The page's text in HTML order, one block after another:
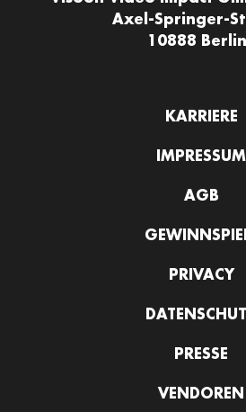
Axel-Springer-
10888 Berlin
KARRIERE
IMPRESSUM
AGB
PRIVACY
PRESSE
VENDOREN